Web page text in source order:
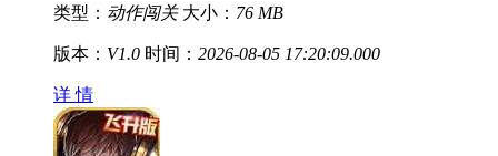
类型： 动作闯关 大小： 76 MB
版本： V1.0 时间： 2026-08-05 17:20:09.000
详 情